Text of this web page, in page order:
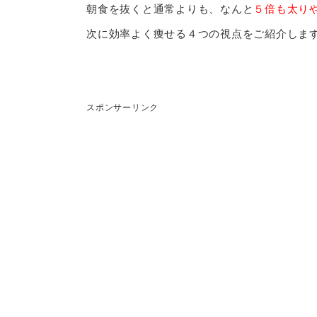
朝食を抜くと通常よりも、なんと ５倍も太り
次に効率よく痩せる４つの視点をご紹介します
スポンサーリンク